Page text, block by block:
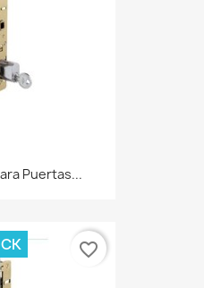
Puertas...
favorite_border